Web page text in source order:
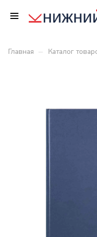
Главная – Каталог